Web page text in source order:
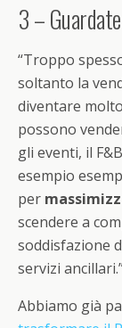
3 –
“Troppo
soltanto la
diventare
possono
gli eventi, il
esempio
per
scendere a
soddisfazione
servizi
Abbiamo già